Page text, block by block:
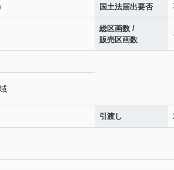
国土法届出要否
総区画数 /
販売区画数
引渡し